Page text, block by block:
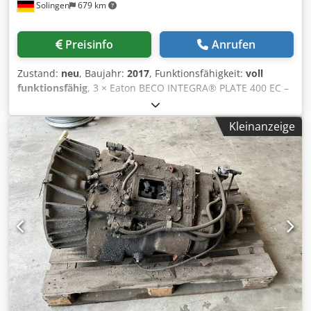
oder bei Stromschwankungen (ΔI) Burn-Funktionsmodus
Prüfspannung von 20 VDC bis 1000 VDC Optional: 2TΩ-
Reihe PE-Messung bei 32A - 8VAC, Messung 0 ... 1Ω
Anstieg, Hold, Abfall Mehrfachrampenmodus, bis zu 7
Stufen TFT-Touchscreen 7”, 16 Millionen Farben, zur
Programmierung sowie zur Anzeige der laufenden
Prüfungen und der Ergebnisse Integrierte ARM-Dual Core
Control & Nand 3D Technologie für optimale Genauigkeit,
Stabilität und Wiederholbarkeit Integrierte DSP
ermöglichen höhere Testgeschwindigkeiten Großer
interner Speicher zur Speicherung der Konfigurationen
und Testergebnisse Entspricht komplett der Norm IEC
61010-2-034 (Sicherheitsbestimmungen für Prüf- und
Messgeräte zur Isolationswiderstandsmessung und
Prüfausrüstungen für die Spannungsfestigkeit) Ein
Versand ist nach Rücksprache möglich. #8312-1
Solingen 679 km
Preisinfo Anrufen
Zustand: neu, Baujahr: 2017, Funktionsfähigkeit: voll
funktionsfähig, 3 × Eaton BECO INTEGRA® PLATE 400 EC –
Hermetisch geschlossene Schichtenfilteranlagen (2017,
unbenutzt) Fabrikneu, nie im Produktionsbetrieb –
lediglich FAT/SAT mit Wasser. CE-gekennzeichnet, GMP- &
FDA-konform. FAT- und SAT-Dokumentation vollständig
vorhanden. Sofort verfügbar, Einzel- oder Gesamtverkauf
möglich. Modell & Ausführung: Hermetisch geschlossenes
Tiefenfiltersystem (Filterpresse) mit Außenkammer &
umlaufender Profildichtung Edelstahl-Ausführung (AISI
316L / 1.4404, teils 1.4435), hochglanzpolierte
produktberührende Flächen CIP- & SIP-fähig, sterile
Ausführung mit BIOCONNECT-Flanschverbindungen
(NEUMO) Format: 377 × 400 mm Schichten (0,12 m² pro
Schicht) Hydraulischer Anpressmechanismus mit 4-stufiger
Steuerung für Reinigung, Sterilisation, Filtration & Öffnen
Technische Hauptdaten: Max. Betriebsdruck: 6 bar | Max.
Kleinanzeige